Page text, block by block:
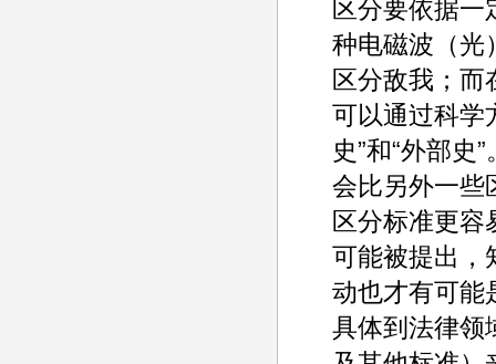
区分要依据一
种电磁波（光
区分敌我；而
可以通过科学
史”和“外部史
会比另外一些
区分标准更容
可能被提出，
动也才有可能
具体到法律领